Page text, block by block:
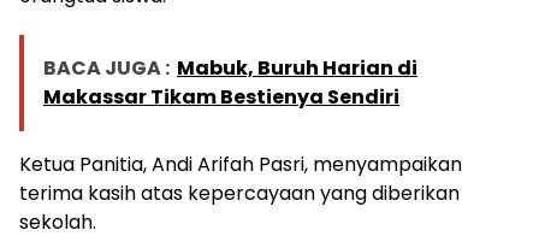
BACA JUGA : Mabuk, Buruh Harian di
Makassar Tikam Bestienya Sendiri
Ketua Panitia, Andi Arifah Pasri, menyampaikan
terima kasih atas kepercayaan yang diberikan
sekolah.